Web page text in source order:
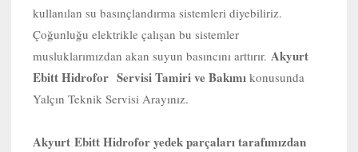
kullanılan su basınçlandırma sistemleri diyebiliriz.
Çoğunluğu elektrikle çalışan bu sistemler
musluklarımızdan akan suyun basıncını arttırır. Akyurt
Ebitt Hidrofor Servisi Tamiri ve Bakımı konusunda
Yalçın Teknik Servisi Arayınız.
Akyurt Ebitt Hidrofor yedek parçaları tarafımızdan